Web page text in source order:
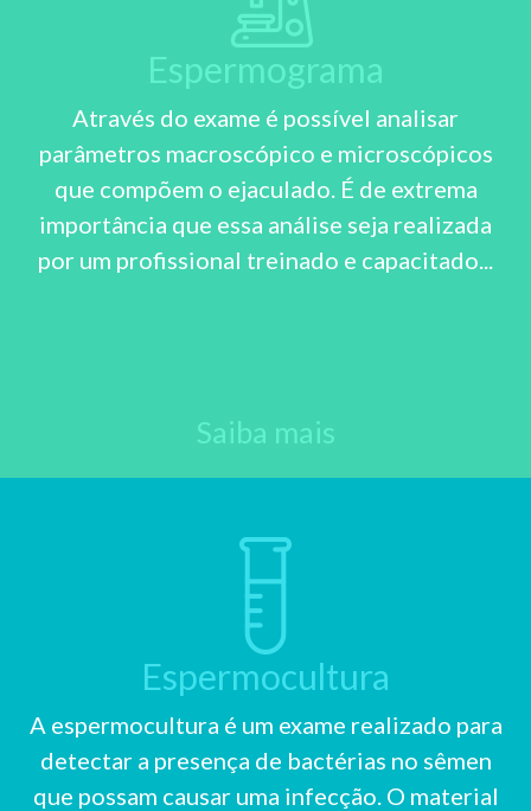
Espermograma
Através do exame é possível analisar
parâmetros macroscópico e microscópicos
que compõem o ejaculado. É de extrema
importância que essa análise seja realizada
por um profissional treinado e capacitado...
Saiba mais
Espermocultura
A espermocultura é um exame realizado para
detectar a presença de bactérias no sêmen
que possam causar uma infecção. O material